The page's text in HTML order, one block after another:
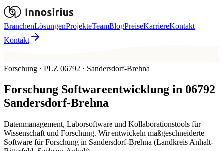
BranchenLösungenProjekteTeamBlogPreiseKarriereKontakt
Kontakt
Forschung · PLZ 06792 · Sandersdorf-Brehna
Forschung Softwareentwicklung in 06792
Sandersdorf-Brehna
Datenmanagement, Laborsoftware und Kollaborationstools für
Wissenschaft und Forschung. Wir entwickeln maßgeschneiderte
Software für Forschung in Sandersdorf-Brehna (Landkreis Anhalt-